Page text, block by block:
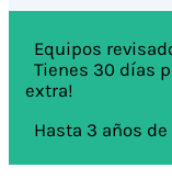
Equipos
Tienes 30 días
extra!
Hasta 3 años